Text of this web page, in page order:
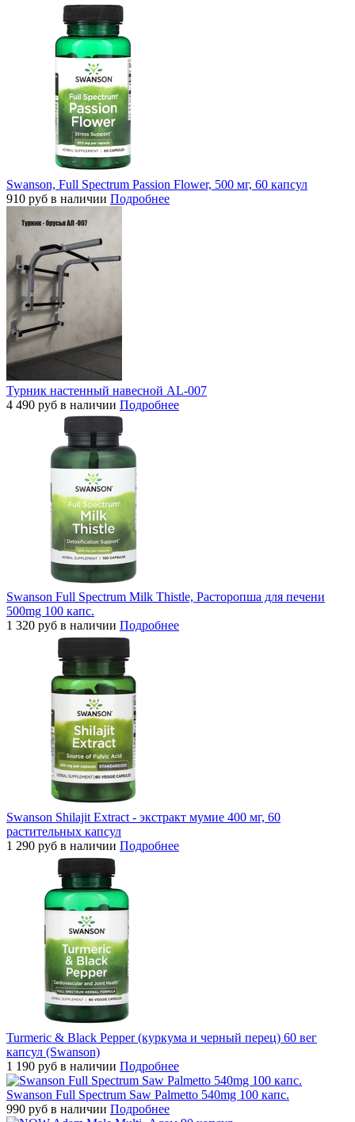
Swanson, Full Spectrum Passion Flower, 500 мг, 60 капсул
910 руб в наличии Подробнее
Турник настенный навесной AL-007
4 490 руб в наличии Подробнее
Swanson Full Spectrum Milk Thistle, Расторопша для печени
500mg 100 капс.
1 320 руб в наличии Подробнее
Swanson Shilajit Extract - экстракт мумие 400 мг, 60
растительных капсул
1 290 руб в наличии Подробнее
Turmeric & Black Pepper (куркума и черный перец) 60 вег
капсул (Swanson)
1 190 руб в наличии Подробнее
Swanson Full Spectrum Saw Palmetto 540mg 100 капс.
990 руб в наличии Подробнее